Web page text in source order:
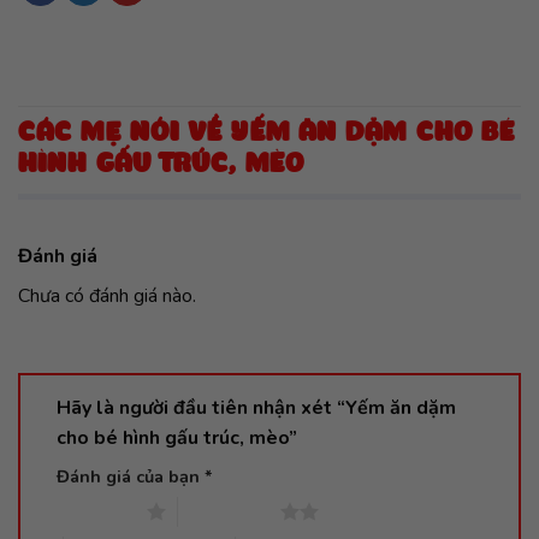
CÁC MẸ NÓI VỀ YẾM ĂN DẶM CHO BÉ
HÌNH GẤU TRÚC, MÈO
Đánh giá
Chưa có đánh giá nào.
Hãy là người đầu tiên nhận xét “Yếm ăn dặm
cho bé hình gấu trúc, mèo”
Đánh giá của bạn *